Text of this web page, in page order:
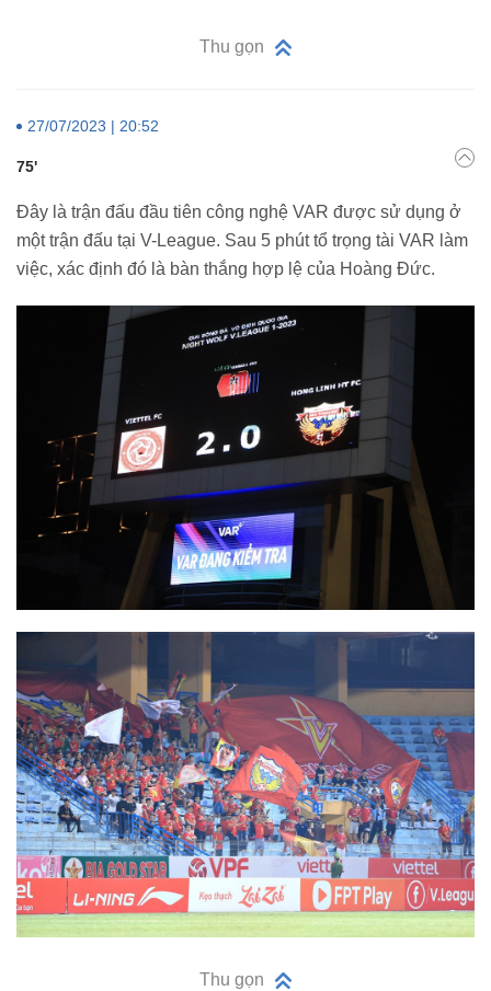
Thu gọn
27/07/2023 | 20:52
75'
Đây là trận đấu đầu tiên công nghệ VAR được sử dụng ở
một trận đấu tại V-League. Sau 5 phút tổ trọng tài VAR làm
việc, xác định đó là bàn thắng hợp lệ của Hoàng Đức.
Thu gọn